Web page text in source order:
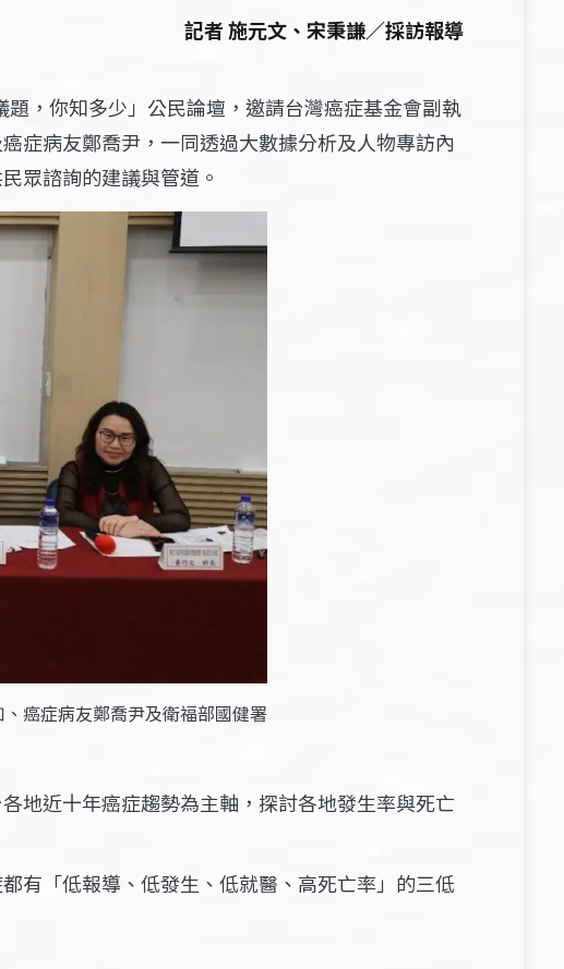
記者 施元文、宋秉謙／採訪報導
，你知多少」公民論壇，邀請台灣癌症基金會副執
症病友鄭喬尹，一同透過大數據分析及人物專訪內
眾諮詢的建議與管道。
癌症病友鄭喬尹及衛福部國健署
地近十年癌症趨勢為主軸，探討各地發生率與死亡
有「低報導、低發生、低就醫、高死亡率」的三低